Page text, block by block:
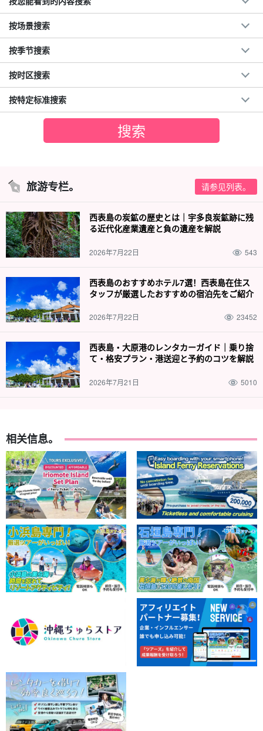
按场景搜索
按季节搜索
按时区搜索
按特定标准搜索
旅游专栏。 请参见列表。
西表島の炭鉱の歴史とは｜宇多良炭鉱跡に残
る近代化産業遺産と負の遺産を解説
2026年7月22日 543
西表島のおすすめホテル7選！西表島在住ス
タッフが厳選したおすすめの宿泊先をご紹介
2026年7月22日 23452
西表島・大原港のレンタカーガイド｜乗り捨
て・格安プラン・港送迎と予約のコツを解説
2026年7月21日 5010
相关信息。